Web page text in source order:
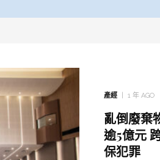
產經 1 年 AGO
亂倒廢棄
逾5億元
保犯罪